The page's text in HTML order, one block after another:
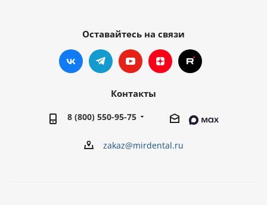
Оставайтесь на связи
Контакты
8 (800) 550-95-75
zakaz@mirdental.ru